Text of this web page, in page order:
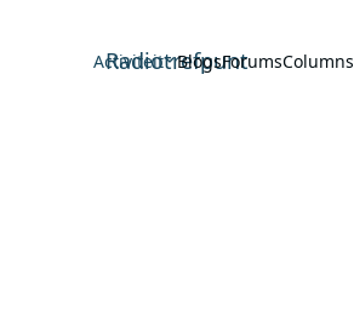
Radiotrefpunt
Activiteit BlogsForumsColumns